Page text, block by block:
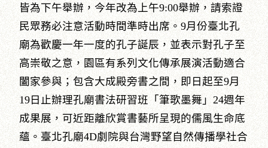
皆為下午舉辦，今年改為上午9:00舉辦，請索證
民眾務必注意活動時間準時出席。9月份臺北孔
廟為歡慶一年一度的孔子誕辰，並表示對孔子至
高崇敬之意，園區有系列文化傳承展演活動適合
闔家參與；包含大成殿旁書之間，即日起至9月
19日止辦理孔廟書法研習班「筆歌墨舞」24週年
成果展，可近距離欣賞書藝所呈現的儒風生命底
蘊。臺北孔廟4D劇院與台灣野望自然傳播學社合